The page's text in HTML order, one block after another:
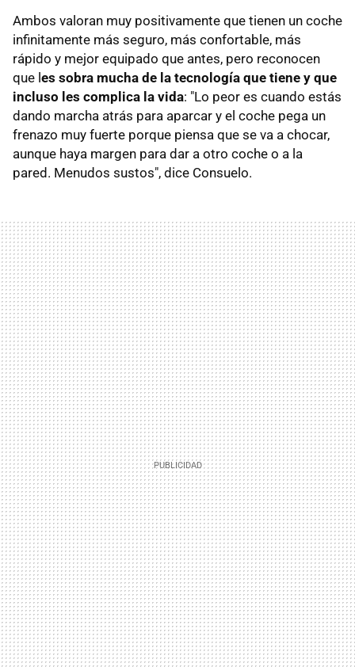
Ambos valoran muy positivamente que tienen un coche
infinitamente más seguro, más confortable, más
rápido y mejor equipado que antes, pero reconocen
que les sobra mucha de la tecnología que tiene y que
incluso les complica la vida: "Lo peor es cuando estás
dando marcha atrás para aparcar y el coche pega un
frenazo muy fuerte porque piensa que se va a chocar,
aunque haya margen para dar a otro coche o a la
pared. Menudos sustos", dice Consuelo.